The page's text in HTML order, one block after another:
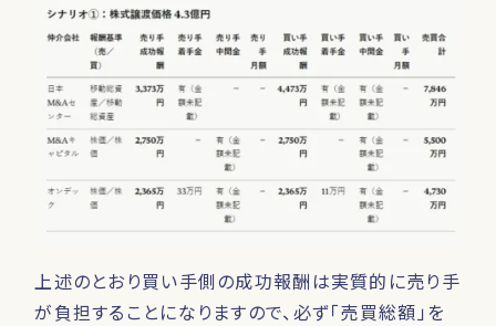
上述のとおり買い手側の成功報酬は実質的に売り手
が負担することになりますので、必ず「売買総額」を